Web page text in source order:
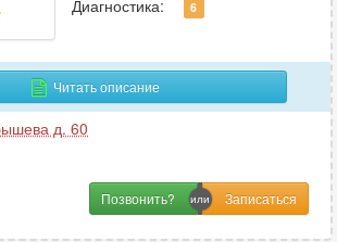
Диагностика: 6
Читать описание
д. 60
Позвонить?